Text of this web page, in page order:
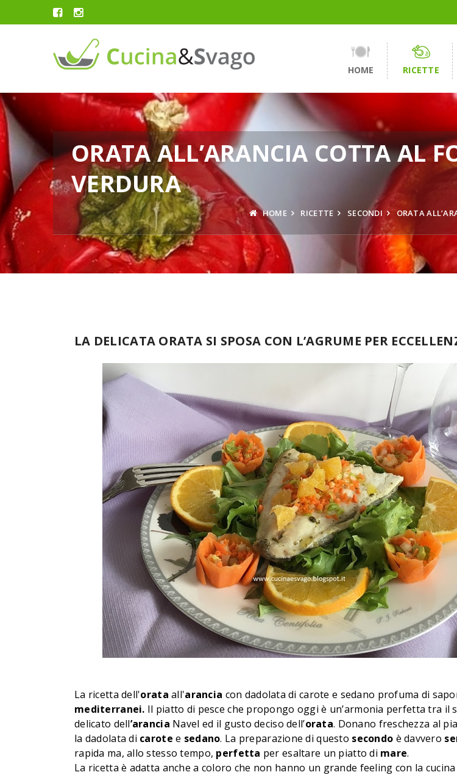
HOME RICETTE
ORATA ALL’ARANCIA COTTA AL
VERDURA
HOME RICETTE SECONDI ORATA
LA DELICATA ORATA SI SPOSA CON L’AGRUME PER
La ricetta dell'orata all'arancia con dadolata di carote e sedano profuma di
mediterranei. Il piatto di pesce che propongo oggi è un’armonia perfetta tra il
delicato dell’arancia Navel ed il gusto deciso dell’orata. Donano freschezza al
la dadolata di carotee sedano. La preparazione di questo secondo è davvero
rapida ma, allo stesso tempo, perfetta per esaltare un piatto di mare.
La ricetta è adatta anche a coloro che non hanno un grande feeling con la